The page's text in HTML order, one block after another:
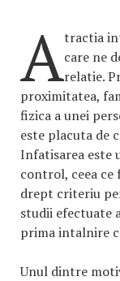
Atractia
care ne
relatie.
proximitatea,
fizica a unei
este placuta de
Infatisarea este
control, ceea ce
drept criteriu
studii efectuate
prima intalnire
Unul dintre